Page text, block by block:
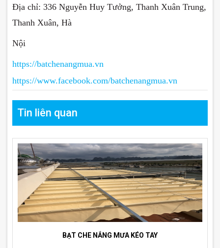
Địa chỉ: 336 Nguyễn Huy Tưởng, Thanh Xuân Trung,
Thanh Xuân, Hà
Nội
https://batchenangmua.vn
https://www.facebook.com/batchenangmua.vn
Tin liên quan
BẠT CHE NẮNG MƯA KÉO TAY